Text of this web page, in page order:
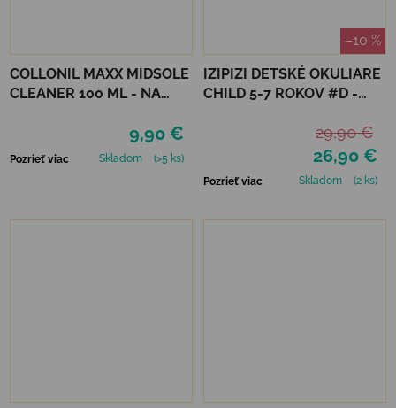
COLLONIL MAXX MIDSOLE
CLEANER 100 ML - NA
9,90 €
Pozrieť viac Skladom (>5 ks)
–10 %
IZIPIZI DETSKÉ OKULIARE
CHILD 5-7 ROKOV #D -
26,90 €
29,90 €
Pozrieť viac Skladom (2 ks)